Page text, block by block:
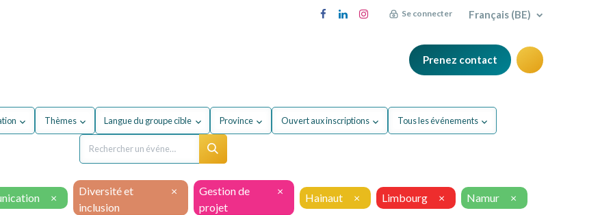
Se connecter Français (BE)
Prenez contact
Thèmes Langue du groupe cible Province Ouvert aux inscriptions Tous les événements
×
Diversité et
inclusion
×
Gestion de
projet
×
Hainaut × Limbourg × Namur ×